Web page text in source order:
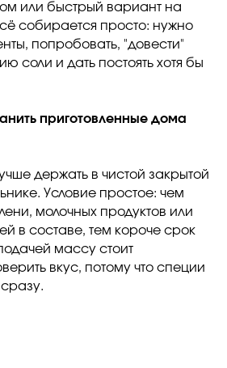
или быстрый вариант на
собирается просто: нужно
попробовать, "довести"
соли и дать постоять хотя бы
приготовленные дома
держать в чистой закрытой
Условие простое: чем
молочных продуктов или
в составе, тем короче срок
массу стоит
вкус, потому что специи
рецептах
на
вопросы